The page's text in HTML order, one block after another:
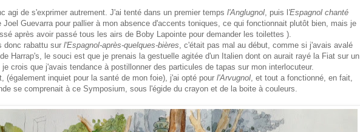
agi de s'exprimer autrement. J'ai tenté dans un premier temps l'Anglugnol , puis l'Espagnol chanté
Joel Guevarra pour pallier à mon absence d'accents toniques, ce qui fonctionnait plutôt bien, mais je
après avoir passé tous les airs de Boby Lapointe pour demander les toilettes ).
donc rabattu sur l'Espagnol-après-quelques-bières , c'était pas mal au début, comme si j'avais avalé
Harrap's, le souci est que je prenais la gestuelle agitée d'un Italien dont on aurait rayé la Fiat sur un
je crois que j'avais tendance à postillonner des particules de tapas sur mon interlocuteur.
(également inquiet pour la santé de mon foie), j'ai opté pour l'Arvugnol , et tout a fonctionné, en fait,
se comprenait à ce Symposium, sous l'égide du crayon et de la boite à couleurs.